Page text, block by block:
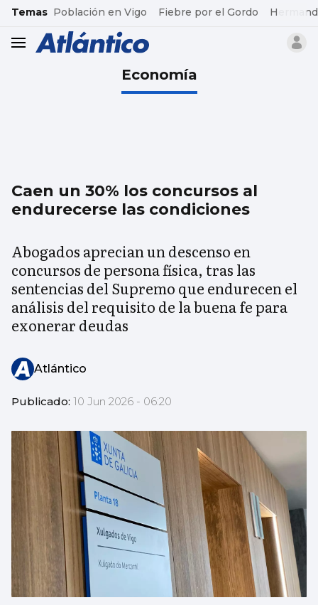
common.go-to-content
Temas Población en Vigo Fiebre por el Gordo
header.menu.open
Economía
Caen un 30% los concursos al
endurecerse las condiciones
Abogados aprecian un descenso en
concursos de persona física, tras las
sentencias del Supremo que endurecen el
análisis del requisito de la buena fe para
exonerar deudas
Atlántico
Publicado: 10 Jun 2026 - 06:20